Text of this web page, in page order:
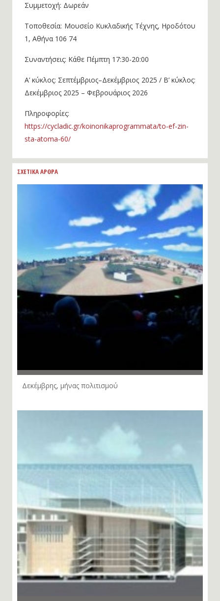
Συμμετοχή: Δωρεάν
Τοποθεσία: Μουσείο Κυκλαδικής Τέχνης, Ηροδότου
1, Αθήνα 106 74
Συναντήσεις: Κάθε Πέμπτη 17:30-20:00
Α’ κύκλος: Σεπτέμβριος–Δεκέμβριος 2025 / Β’ κύκλος:
Δεκέμβριος 2025 – Φεβρουάριος 2026
Πληροφορίες:
https://cycladic.gr/koinonikaprogrammata/to-ef-zin-
sta-atoma-60/
ΣΧΕΤΙΚΑ ΑΡΘΡΑ
Δεκέμβρης, μήνας πολιτισμού